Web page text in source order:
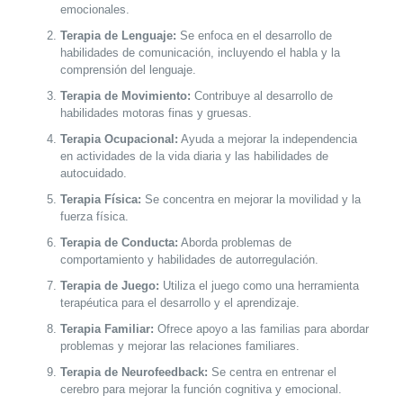
emocionales.
Terapia de Lenguaje: Se enfoca en el desarrollo de
habilidades de comunicación, incluyendo el habla y la
comprensión del lenguaje.
Terapia de Movimiento: Contribuye al desarrollo de
habilidades motoras finas y gruesas.
Terapia Ocupacional: Ayuda a mejorar la independencia
en actividades de la vida diaria y las habilidades de
autocuidado.
Terapia Física: Se concentra en mejorar la movilidad y la
fuerza física.
Terapia de Conducta: Aborda problemas de
comportamiento y habilidades de autorregulación.
Terapia de Juego: Utiliza el juego como una herramienta
terapéutica para el desarrollo y el aprendizaje.
Terapia Familiar: Ofrece apoyo a las familias para abordar
problemas y mejorar las relaciones familiares.
Terapia de Neurofeedback: Se centra en entrenar el
cerebro para mejorar la función cognitiva y emocional.